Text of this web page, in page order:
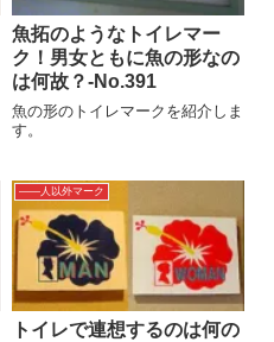
魚拓のようなトイレマー
ク！男女ともに魚の形なの
は何故？‐No.391
魚の形のトイレマークを紹介しま
す。
――人以外マーク
トイレで連想するのは何の